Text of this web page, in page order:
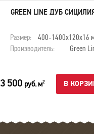
GREEN LINE ДУБ
Размер:
400-1400х120х16
Производитель:
Green
3 500 руб. м2 В